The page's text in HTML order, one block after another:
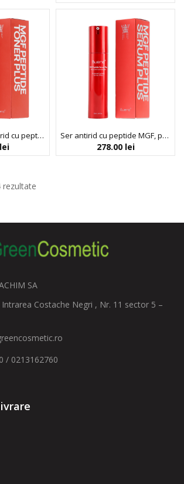
Lotiune tonica antirid cu peptide MGF, pentru hidratare, Bueno, 100 ml
lei
Ser antirid cu peptide MGF, pentru hidratarea tenului, Bueno, 50 ml
278.00 lei
rezultate
SA
Intrarea Costache Negri , Nr. 11 sector 5 –
/ 0213162760